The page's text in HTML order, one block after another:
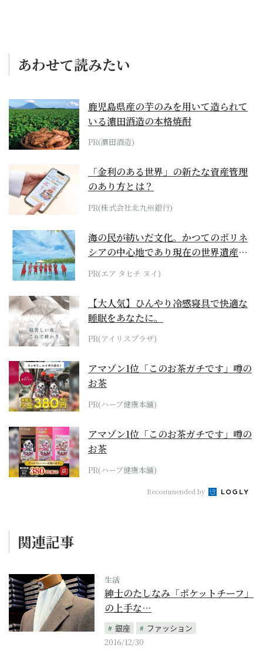
あわせて読みたい
鹿児島県産の芋のみを用いて造られて
いる濵田酒造の本格焼酎
PR(濵田酒造)
「金利のある世界」の新たな資産管理
のあり方とは？
PR(株式会社北九州銀行)
海の民が紡いだ文化。かつてのポリネ
シアの中心地であり現在の世界遺産か
らみえてくる...
PR(エア タヒチ ヌイ)
【大人気】ひんやり冷感寝具で快適な
睡眠をあなたに。
PR(アイリスプラザ)
アマゾン1位「このお茶ガチです」噂の
お茶
PR(ハーブ健康本舗)
アマゾン1位「このお茶ガチです」噂の
お茶
PR(ハーブ健康本舗)
Recommended by
関連記事
生活
紳士のたしなみ「ポケットチーフ」
の上手な…
銀座
ファッション
2016/12/30